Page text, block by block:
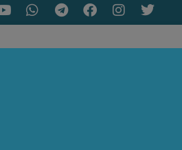
canal da AEPET no